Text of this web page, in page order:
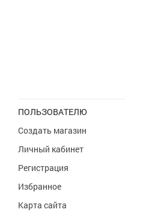
ПОЛЬЗОВАТЕЛЮ
Создать магазин
Личный кабинет
Регистрация
Избранное
Карта сайта